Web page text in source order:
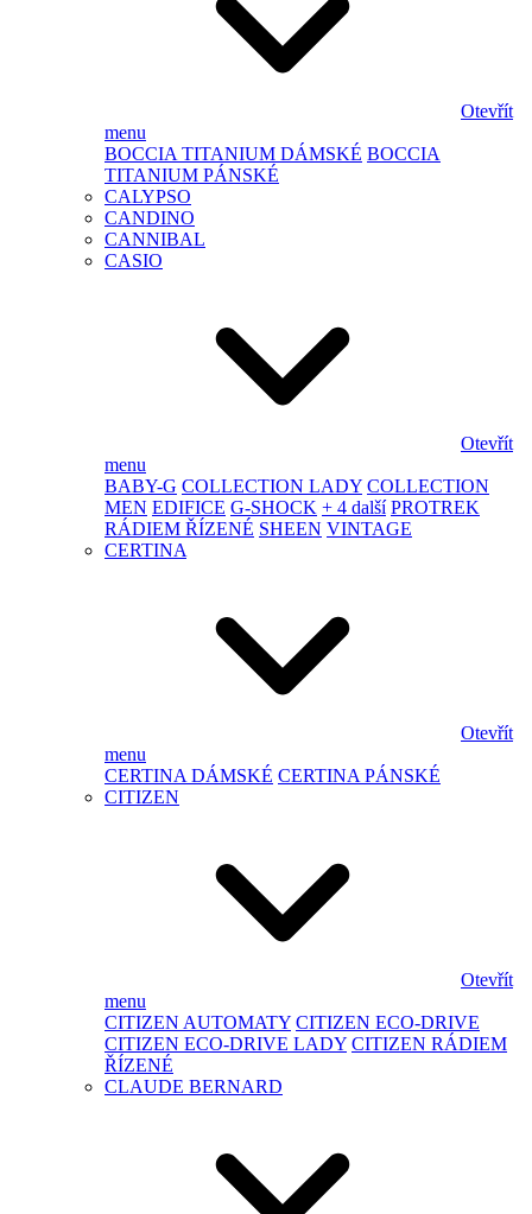
Otevřít
menu
BOCCIA TITANIUM DÁMSKÉ BOCCIA
TITANIUM PÁNSKÉ
CALYPSO
CANDINO
CANNIBAL
CASIO
Otevřít
menu
BABY-G COLLECTION LADY COLLECTION
MEN EDIFICE G-SHOCK + 4 další PROTREK
RÁDIEM ŘÍZENÉ SHEEN VINTAGE
CERTINA
Otevřít
menu
CERTINA DÁMSKÉ CERTINA PÁNSKÉ
CITIZEN
Otevřít
menu
CITIZEN AUTOMATY CITIZEN ECO-DRIVE
CITIZEN ECO-DRIVE LADY CITIZEN RÁDIEM
ŘÍZENÉ
CLAUDE BERNARD